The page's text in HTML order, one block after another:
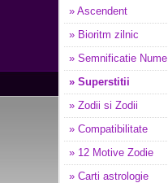
» Ascendent
» Bioritm zilnic
» Semnificatie Nume
» Superstitii
» Zodii si Zodii
» Compatibilitate
» 12 Motive Zodie
» Carti astrologie